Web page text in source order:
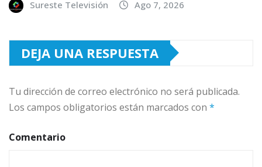
Sureste Televisión Ago 7, 2026
DEJA UNA RESPUESTA
Tu dirección de correo electrónico no será publicada.
Los campos obligatorios están marcados con *
Comentario